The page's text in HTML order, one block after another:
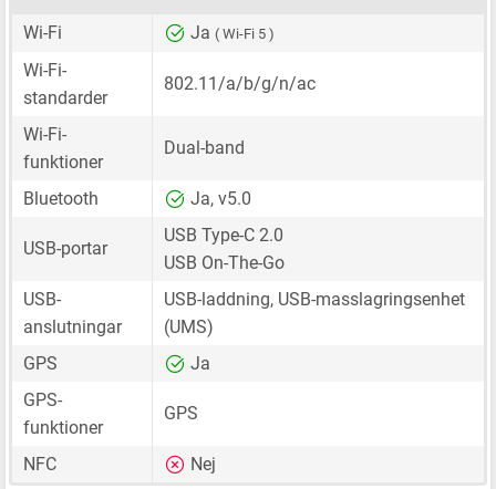
Wi-Fi
Ja ( Wi-Fi 5 )
Wi-Fi-
standarder
802.11/a/b/g/n/ac
Wi-Fi-
funktioner
Dual-band
Bluetooth Ja, v5.0
USB-portar
USB Type-C 2.0
USB On-The-Go
USB-
anslutningar
USB-laddning, USB-masslagringsenhet
(UMS)
GPS
Ja
GPS-
funktioner
GPS
NFC Nej